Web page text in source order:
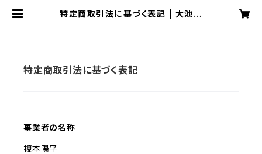
特定商取引法に基づく表記 | 大池香
特定商取引法に基づく表記
事業者の名称
榎本陽平